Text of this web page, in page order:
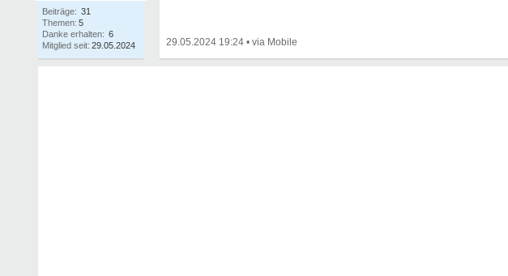
Beiträge: 31
Themen: 5
Danke erhalten: 6
Mitglied seit: 29.05.2024 29.05.2024 19:24 •